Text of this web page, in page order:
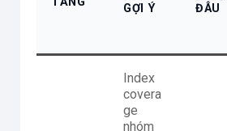
GỢI Ý
ĐÂU
Index
covera
ge
nhóm